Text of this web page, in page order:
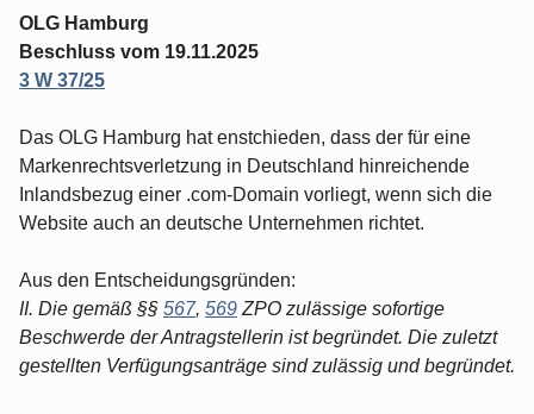
OLG Hamburg
Beschluss vom 19.11.2025
3 W 37/25
Das OLG Hamburg hat enstchieden, dass der für eine
Markenrechtsverletzung in Deutschland hinreichende
Inlandsbezug einer .com-Domain vorliegt, wenn sich die
Website auch an deutsche Unternehmen richtet.
Aus den Entscheidungsgründen:
II. Die gemäß §§ 567, 569 ZPO zulässige sofortige
Beschwerde der Antragstellerin ist begründet. Die zuletzt
gestellten Verfügungsanträge sind zulässig und begründet.